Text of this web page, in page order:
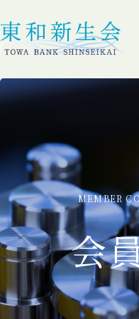
MEMBER
会